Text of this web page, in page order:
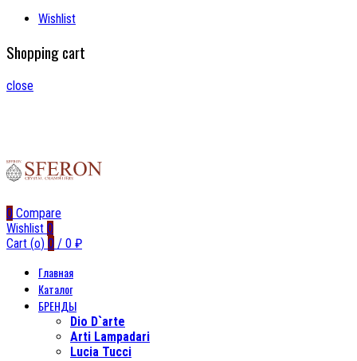
Wishlist
Shopping cart
close
0 Compare
Wishlist 0
Cart (o) 0 / 0 ₽
Главная
Каталог
БРЕНДЫ
Dio D`arte
Arti Lampadari
Lucia Tucci